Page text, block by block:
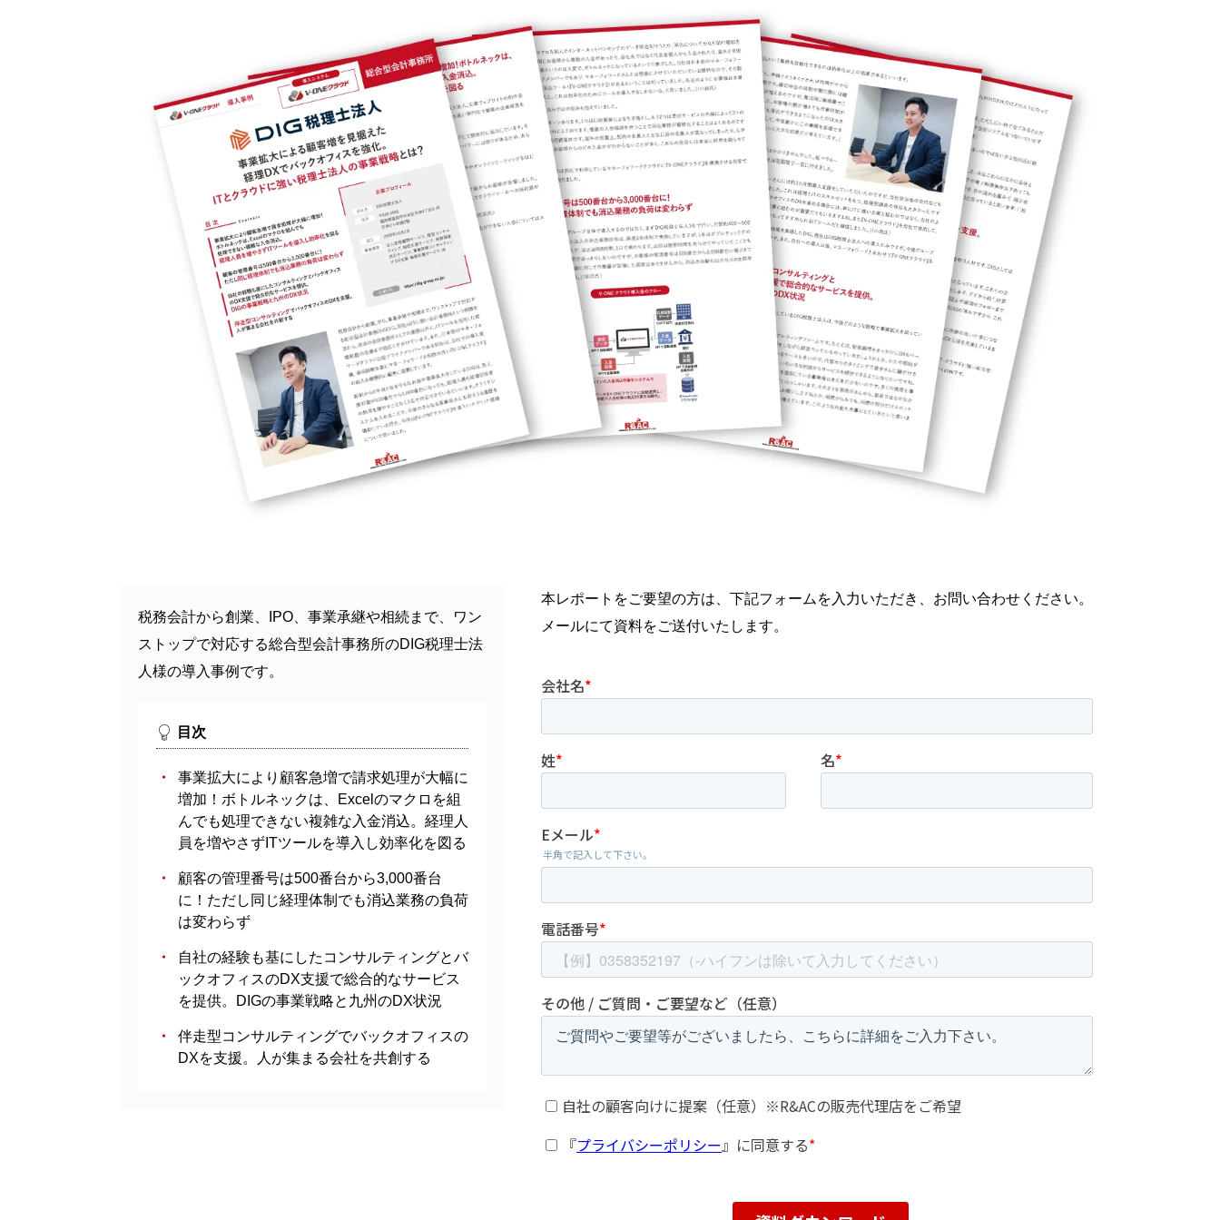
税務会計から創業、IPO、事業承継や相続まで、ワン
ストップで対応する総合型会計事務所のDIG税理士法
人様の導入事例です。
目次
事業拡大により顧客急増で請求処理が大幅に
増加！ボトルネックは、Excelのマクロを組
んでも処理できない複雑な入金消込。経理人
員を増やさずITツールを導入し効率化を図る
顧客の管理番号は500番台から3,000番台
に！ただし同じ経理体制でも消込業務の負荷
は変わらず
自社の経験も基にしたコンサルティングとバ
ックオフィスのDX支援で総合的なサービス
を提供。DIGの事業戦略と九州のDX状況
伴走型コンサルティングでバックオフィスの
DXを支援。人が集まる会社を共創する
本レポートをご要望の方は、下記フォームを入力いただき、お問い合わせください。
メールにて資料をご送付いたします。